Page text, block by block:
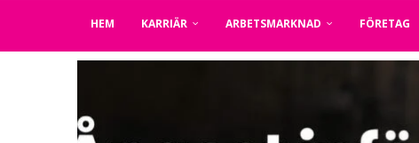
HEM KARRIÄR ARBETSMARKNAD FÖRETAG